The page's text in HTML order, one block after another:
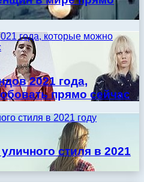
года, которые можно
2021 года,
прямо сейчас
стиля в 2021 году
стиля в 2021